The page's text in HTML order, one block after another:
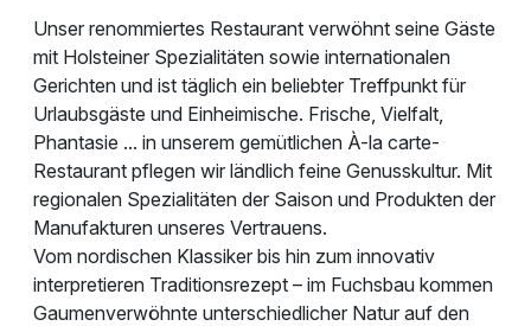
Unser renommiertes Restaurant verwöhnt seine Gäste
mit Holsteiner Spezialitäten sowie internationalen
Gerichten und ist täglich ein beliebter Treffpunkt für
Urlaubsgäste und Einheimische. Frische, Vielfalt,
Phantasie ... in unserem gemütlichen À-la carte-
Restaurant pflegen wir ländlich feine Genusskultur. Mit
regionalen Spezialitäten der Saison und Produkten der
Manufakturen unseres Vertrauens.
Vom nordischen Klassiker bis hin zum innovativ
interpretieren Traditionsrezept – im Fuchsbau kommen
Gaumenverwöhnte unterschiedlicher Natur auf den